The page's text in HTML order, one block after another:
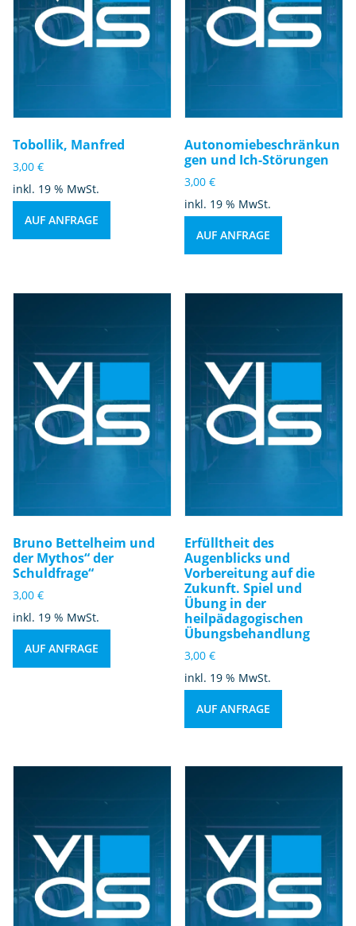
Tobollik, Manfred
3,00 €
inkl. 19 % MwSt.
AUF ANFRAGE
Autonomiebeschränkun
gen und Ich-Störungen
3,00€
inkl. 19 % MwSt.
AUF ANFRAGE
Bruno Bettelheim und
der Mythos“ der
Schuldfrage“
3,00 €
inkl. 19 % MwSt.
AUF ANFRAGE
Erfülltheit des
Augenblicks und
Vorbereitung auf die
Zukunft. Spiel und
Übung in der
heilpädagogischen
Übungsbehandlung
3,00€
inkl. 19 % MwSt.
AUF ANFRAGE